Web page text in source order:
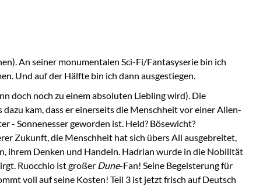
An seiner monumentalen Sci-Fi/Fantasyserie bin ich
Und auf der Hälfte bin ich dann ausgestiegen.
doch noch zu einem absoluten Liebling wird). Die
kam, dass er einerseits die Menschheit vor einer Alien-
- Sonnenesser geworden ist. Held? Bösewicht?
Zukunft, die Menschheit hat sich übers All ausgebreitet,
ihrem Denken und Handeln. Hadrian wurde in die Nobilität
Ruocchio ist großer Dune-Fan! Seine Begeisterung für
voll auf seine Kosten! Teil 3 ist jetzt frisch auf Deutsch